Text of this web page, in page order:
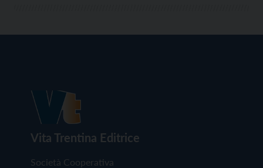
Vita Trentina Editrice
Società Cooperativa